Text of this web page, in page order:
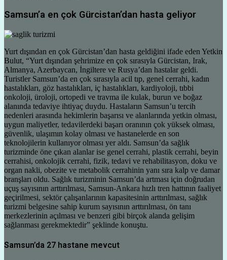
Samsun’a en çok Gürcistan’dan hasta geliyor
Yurt dışından en çok Gürcistan’dan hasta geldiğini ifade eden Yetkin
Bulut, “Yurt dışından şehrimize en çok sırasıyla Gürcistan, Irak,
Almanya, Azerbaycan, İngiltere ve Rusya’dan hastalar geldi.
Turistler Samsun’da en çok sırasıyla acil tıp, genel cerrahi, kadın
hastalıkları, göz hastalıkları, iç hastalıkları, kardiyoloji, tıbbi
onkoloji, üroloji, ortopedi ve travma ile kulak, burun ve boğaz
alanında tedaviye ihtiyaç duydu. Hastaların Samsun’u tercih
nedenleri arasında hekimlerin başarısı ve alanlarında yetkin olması,
uygun maliyetler, tedavilerdeki başarı oranının çok yüksek olması,
güvenlik, ulaşımın kolay olması ve hastanelerde en son
teknolojilerin kullanıyor olması yer aldı. Samsun’da sağlık
turizminde öne çıkan alanlar ise genel cerrahi, plastik cerrahi, beyin
cerrahisi, onkolojik cerrahi, fizik, tedavi ve rehabilitasyon, doku ve
organ nakli, obezite ve metabolik cerrahinin yanı sıra kalp ve damar
branşları oldu. Sağlık turizminin Samsun’da artması için doğrudan
uçuş sayısının arttırılması, Samsun-Ankara hızlı tren hattının faaliyet
geçirilmesi, sektör çalışanlarının kapasitesinin arttırılması, sağlık
turizmi belgesine sahip kurum sayısının arttırılması, ön tanı
merkezlerinin açılması ve benzeri gibi birçok alanda gelişim
sağlanması gerekmektedir” şeklinde konuştu.
Samsun’da 27 hastane mevcut